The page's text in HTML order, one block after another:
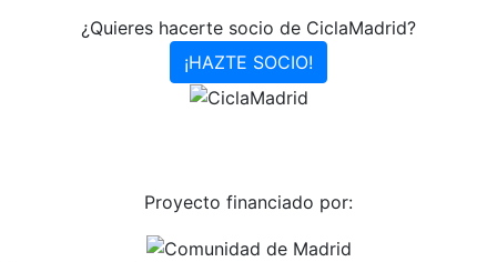
¿Quieres hacerte socio de CiclaMadrid?
¡HAZTE SOCIO!
Proyecto financiado por: